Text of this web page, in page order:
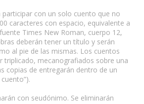
participar con un solo cuento que no
caracteres con espacio, equivalente a
Times New Roman, cuerpo 12,
deberán tener un título y serán
al pie de las mismas. Los cuentos
triplicado, mecanografiados sobre una
copias de entregarán dentro de un
con seudónimo. Se eliminarán